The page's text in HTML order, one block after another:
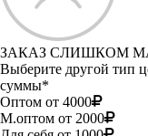
ЗАКАЗ СЛИШКОМ
Выберите другой тип
суммы*
Оптом от 4000
М.оптом от 2000